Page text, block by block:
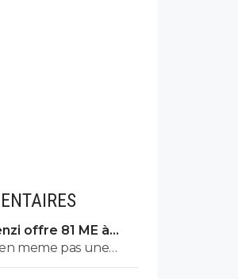
offre 81 ME à
meme pas une
a guignol c3